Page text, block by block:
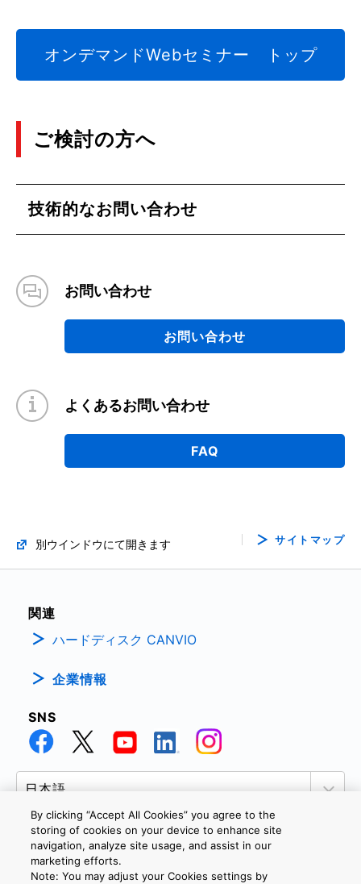
オンデマンドWebセミナー トップ
ご検討の方へ
技術的なお問い合わせ
お問い合わせ
お問い合わせ
よくあるお問い合わせ
FAQ
別ウインドウにて開きます サイトマップ
関連
ハードディスク CANVIO
企業情報
SNS
個人情報保護方針
By clicking “Accept All Cookies” you agree to the
storing of cookies on your device to enhance site
navigation, analyze site usage, and assist in our
marketing efforts.
Note: You may adjust your Cookies settings by